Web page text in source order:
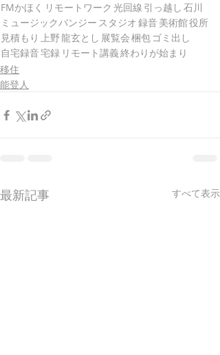
FMかほく リモートワーク 光回線 引っ越し 石川
ミュージックバンジー スタジオ録音美術館役所
見積もり 上野龍玄とし 展覧会梱包 ゴミ出し
自宅録音宅録 リモート講義終わりが始まり
移住
能登人
最新記事 すべて表示